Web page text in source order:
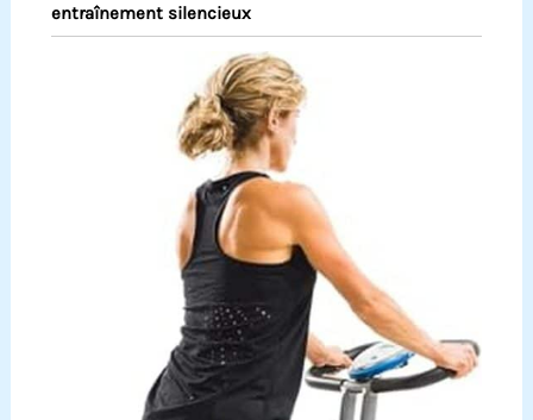
entraînement silencieux